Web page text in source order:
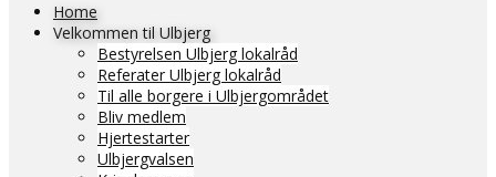
Home
Velkommen til Ulbjerg
Bestyrelsen Ulbjerg lokalråd
Referater Ulbjerg lokalråd
Til alle borgere i Ulbjergområdet
Bliv medlem
Hjertestarter
Ulbjergvalsen